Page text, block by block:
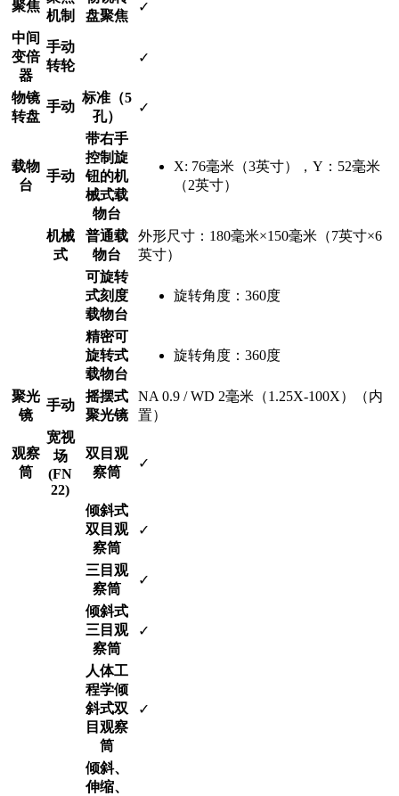
聚焦
机制
盘聚焦
✓
中间
变倍
器
手动
转轮
✓
物镜
转盘
手动
标准（5
孔）
✓
载物
台
手动
带右手
控制旋
钮的机
械式载
物台
X: 76毫米（3英寸），Y：52毫米
（2英寸）
机械
式
普通载
物台
外形尺寸：180毫米×150毫米（7英寸×6
英寸）
可旋转
式刻度
载物台
旋转角度：360度
精密可
旋转式
载物台
旋转角度：360度
聚光
镜
手动
摇摆式
聚光镜
NA 0.9 / WD 2毫米（1.25X-100X）（内
置）
观察
筒
宽视
场
(FN
22)
双目观
察筒
✓
倾斜式
双目观
察筒
✓
三目观
察筒
✓
倾斜式
三目观
察筒
✓
人体工
程学倾
斜式双
目观察
筒
✓
倾斜、
伸缩、